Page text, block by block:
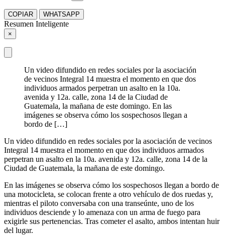
COPIAR WHATSAPP
Resumen Inteligente
×
Un video difundido en redes sociales por la asociación
de vecinos Integral 14 muestra el momento en que dos
individuos armados perpetran un asalto en la 10a.
avenida y 12a. calle, zona 14 de la Ciudad de
Guatemala, la mañana de este domingo. En las
imágenes se observa cómo los sospechosos llegan a
bordo de […]
Un video difundido en redes sociales por la asociación de vecinos
Integral 14 muestra el momento en que dos individuos armados
perpetran un asalto en la 10a. avenida y 12a. calle, zona 14 de la
Ciudad de Guatemala, la mañana de este domingo.
En las imágenes se observa cómo los sospechosos llegan a bordo de
una motocicleta, se colocan frente a otro vehículo de dos ruedas y,
mientras el piloto conversaba con una transeúnte, uno de los
individuos desciende y lo amenaza con un arma de fuego para
exigirle sus pertenencias. Tras cometer el asalto, ambos intentan huir
del lugar.